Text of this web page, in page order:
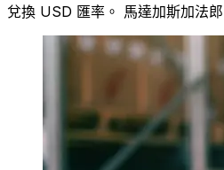
兌換 USD 匯率。 馬達加斯加法